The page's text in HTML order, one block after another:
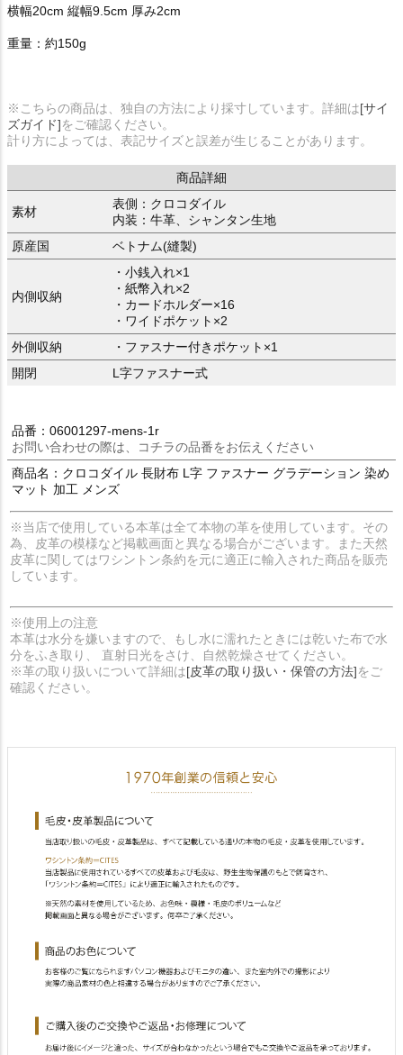
横幅20cm 縦幅9.5cm 厚み2cm
重量：約150g
※こちらの商品は、独自の方法により採寸しています。詳細は[サイ
ズガイド]をご確認ください。
計り方によっては、表記サイズと誤差が生じることがあります。
商品詳細
素材
表側：クロコダイル
内装：牛革、シャンタン生地
原産国
ベトナム(縫製)
内側収納
・小銭入れ×1
・紙幣入れ×2
・カードホルダー×16
・ワイドポケット×2
外側収納
・ファスナー付きポケット×1
開閉
L字ファスナー式
品番：06001297-mens-1r
お問い合わせの際は、コチラの品番をお伝えください
商品名：クロコダイル 長財布 L字 ファスナー グラデーション 染め
マット 加工 メンズ
※当店で使用している本革は全て本物の革を使用しています。その
為、皮革の模様など掲載画面と異なる場合がございます。また天然
皮革に関してはワシントン条約を元に適正に輸入された商品を販売
しています。
※使用上の注意
本革は水分を嫌いますので、もし水に濡れたときには乾いた布で水
分をふき取り、 直射日光をさけ、自然乾燥させてください。
※革の取り扱いについて詳細は[皮革の取り扱い・保管の方法]をご
確認ください。